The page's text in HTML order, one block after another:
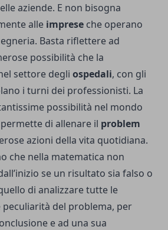
aziende. E non bisogna
alle imprese che operano
Basta riflettere ad
possibilità che la
settore degli ospedali, con gli
i turni dei professionisti. La
possibilità nel mondo
di allenare il problem
azioni della vita quotidiana.
che nella matematica non
se un risultato sia falso o
di analizzare tutte le
del problema, per
e ad una sua